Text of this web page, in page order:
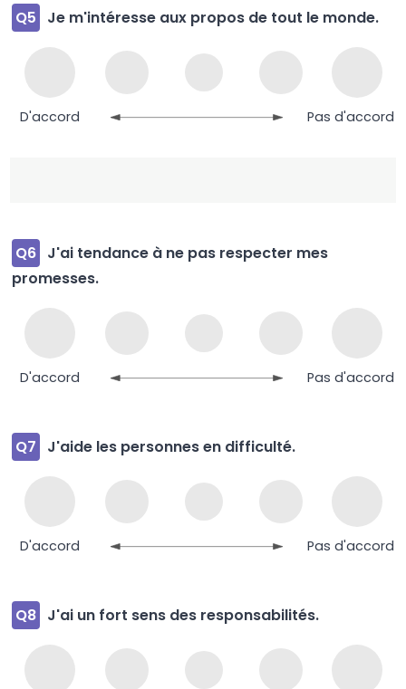
Q5 Je m'intéresse aux propos de tout le monde.
D'accord Pas d'accord
Q6 J'ai tendance à ne pas respecter mes
promesses.
D'accord Pas d'accord
Q7 J'aide les personnes en difficulté.
D'accord Pas d'accord
Q8 J'ai un fort sens des responsabilités.